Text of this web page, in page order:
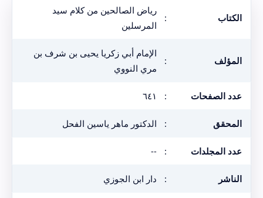
الكتاب :
رياض الصالحين من كلام سيد
المرسلين
المؤلف :
الإمام أبي زكريا يحيى بن شرف بن
مري النووي
عدد الصفحات : ٦٤١
المحقق : الدكتور ماهر ياسين الفحل
عدد المجلدات :
--
الناشر : دار ابن الجوزي